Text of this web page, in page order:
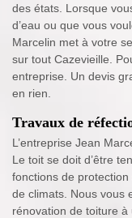
des états. Lorsque
d’eau ou que vous
Marcelin met à votre
sur tout Cazevieille.
entreprise. Un devis
en rien.
Travaux de
L’entreprise Jean
Le toit se doit d’être
fonctions de
de climats. Nous vous
rénovation de toiture à